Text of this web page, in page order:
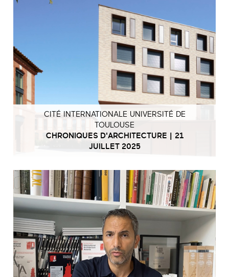
CITÉ INTERNATIONALE UNIVERSITÉ DE
TOULOUSE
CHRONIQUES D'ARCHITECTURE | 21
JUILLET 2025